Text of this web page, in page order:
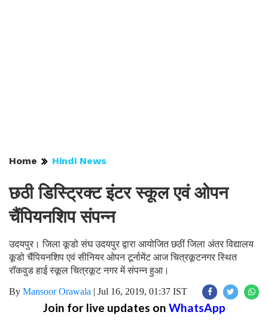
Home Hindi News
छठी डिस्ट्रिक्ट इंटर स्कूल एवं ओपन
चैंपियनशिप संपन्न
उदयपुर। जिला कूडो संघ उदयपुर द्वारा आयोजित छठीं जिला अंतर विद्यालय
कूडो चैंपियनशिप एवं सीनियर ओपन टूर्नामेंट आज चित्रकूटनगर स्थित
राॅकवुड हाई स्कूल चित्रकूट नगर में संपन्न हुआ।
By Mansoor Orawala | Jul 16, 2019, 01:37 IST
Join for live updates on WhatsApp